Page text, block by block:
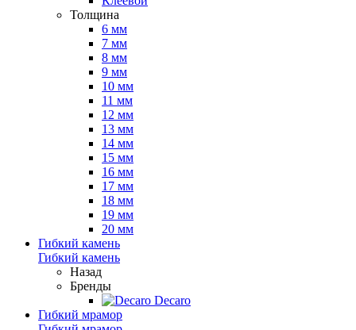
Толщина
6 мм
7 мм
8 мм
9 мм
10 мм
11 мм
12 мм
13 мм
14 мм
15 мм
16 мм
17 мм
18 мм
19 мм
20 мм
Гибкий камень
Гибкий камень
Назад
Бренды
Decaro
Гибкий мрамор